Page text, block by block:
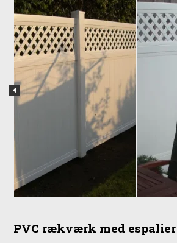
PVC rækværk med espalier